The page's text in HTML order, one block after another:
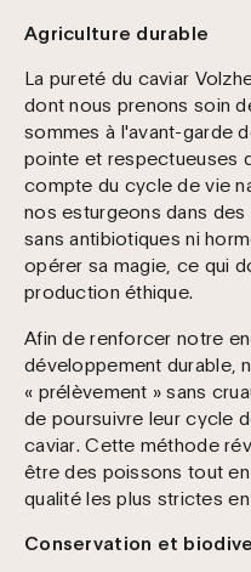
Agriculture durable
La pureté du caviar
dont nous prenons soin
sommes à l'avant-garde
pointe et respectueuses
compte du cycle de vie
nos esturgeons dans des
sans antibiotiques ni
opérer sa magie, ce qui
production éthique.
Afin de renforcer notre
développement durable,
« prélèvement » sans
de poursuivre leur cycle
caviar. Cette méthode
être des poissons tout
qualité les plus strictes
Conservation et